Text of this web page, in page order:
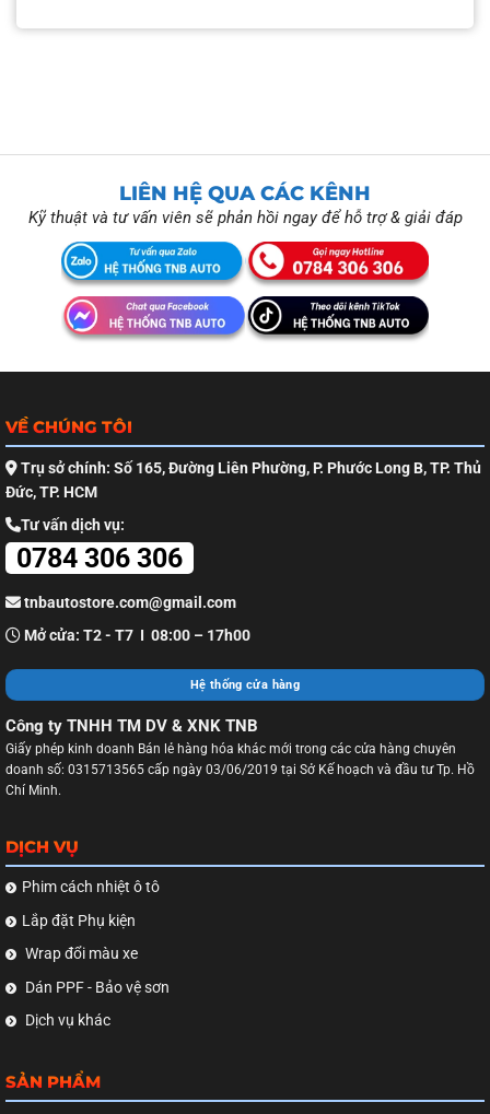
LIÊN HỆ QUA CÁC KÊNH
Kỹ thuật và tư vấn viên sẽ phản hồi ngay để hỗ trợ & giải đáp
VỀ CHÚNG TÔI
Trụ sở chính: Số 165, Đường Liên Phường, P. Phước Long B, TP. Thủ
Đức, TP. HCM
Tư vấn dịch vụ:
0784 306 306
tnbautostore.com@gmail.com
Mở cửa: T2 - T7 I 08:00 – 17h00
Hệ thống cửa hàng
Công ty TNHH TM DV & XNK TNB
Giấy phép kinh doanh Bán lẻ hàng hóa khác mới trong các cửa hàng chuyên
doanh số: 0315713565 cấp ngày 03/06/2019 tại Sở Kế hoạch và đầu tư Tp. Hồ
Chí Minh.
DỊCH VỤ
Phim cách nhiệt ô tô
Lắp đặt Phụ kiện
Wrap đổi màu xe
Dán PPF - Bảo vệ sơn
Dịch vụ khác
SẢN PHẨM